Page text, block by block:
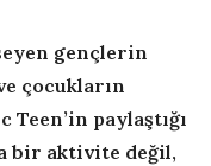
gençlerin
çocukların
paylaştığı
bir aktivite değil,